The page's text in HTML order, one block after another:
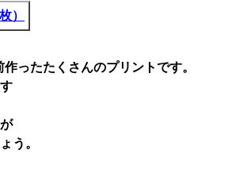
）
作ったたくさんのプリントです。
う。